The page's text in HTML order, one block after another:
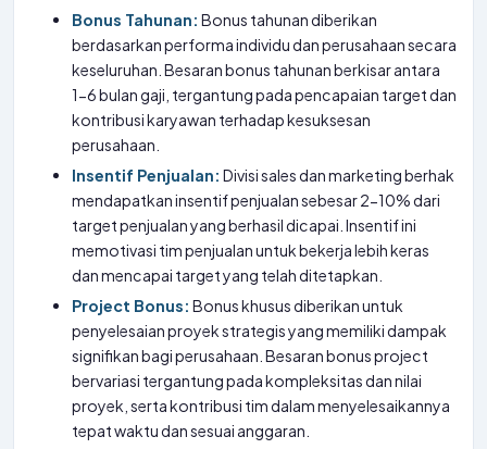
Bonus Tahunan: Bonus tahunan diberikan
berdasarkan performa individu dan perusahaan secara
keseluruhan. Besaran bonus tahunan berkisar antara
1-6 bulan gaji, tergantung pada pencapaian target dan
kontribusi karyawan terhadap kesuksesan
perusahaan.
Insentif Penjualan: Divisi sales dan marketing berhak
mendapatkan insentif penjualan sebesar 2-10% dari
target penjualan yang berhasil dicapai. Insentif ini
memotivasi tim penjualan untuk bekerja lebih keras
dan mencapai target yang telah ditetapkan.
Project Bonus: Bonus khusus diberikan untuk
penyelesaian proyek strategis yang memiliki dampak
signifikan bagi perusahaan. Besaran bonus project
bervariasi tergantung pada kompleksitas dan nilai
proyek, serta kontribusi tim dalam menyelesaikannya
tepat waktu dan sesuai anggaran.